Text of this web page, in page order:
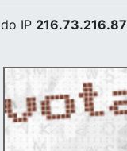
do IP 216.73.216.87